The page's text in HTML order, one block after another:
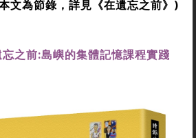
文為節錄，詳見 《在遺忘之前》 )
之前:島嶼的集體記憶課程實踐